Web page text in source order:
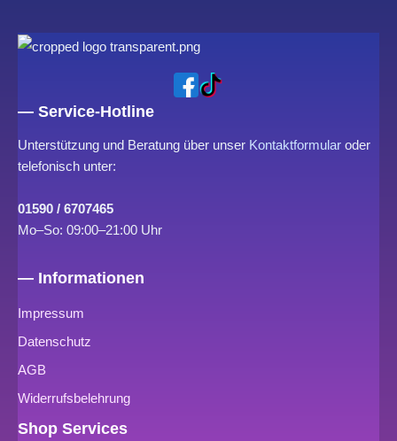
— Service-Hotline
Unterstützung und Beratung über unser Kontaktformular oder
telefonisch unter:
01590 / 6707465
Mo–So: 09:00–21:00 Uhr
— Informationen
Impressum
Datenschutz
AGB
Widerrufsbelehrung
Shop Services